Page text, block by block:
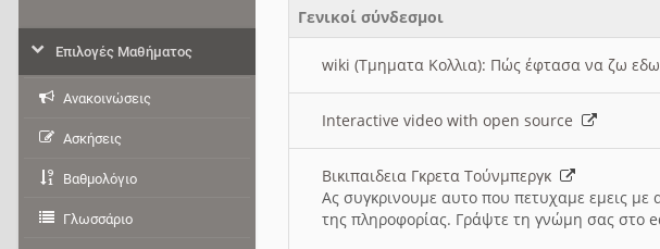
Γενικοί σύνδεσμοι
wiki (Τμηματα Κολλια): Πώς έφτασα να ζω
Interactive video with open source
Βικιπαιδεια Γκρετα Τούνμπεργκ
Ας συγκρινουμε αυτο που πετυχαμε εμεις
της πληροφορίας. Γράψτε τη γνώμη σας στο
Επιλογές Μαθήματος
Ανακοινώσεις
Ασκήσεις
Βαθμολόγιο
Γλωσσάριο